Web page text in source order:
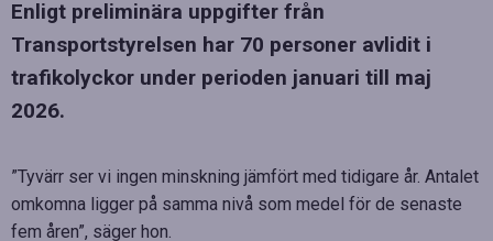
Enligt preliminära uppgifter från
Transportstyrelsen har 70 personer avlidit i
trafikolyckor under perioden januari till maj
2026.
”Tyvärr ser vi ingen minskning jämfört med tidigare år. Antalet
omkomna ligger på samma nivå som medel för de senaste
fem åren”, säger hon.